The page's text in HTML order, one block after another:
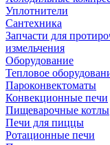
Уплотнители
Сантехника
Запчасти для
измельчения
Оборудование
Тепловое
Пароконвектоматы
Конвекционные печи
Пищеварочные котлы
Печи для пиццы
Ротационные печи